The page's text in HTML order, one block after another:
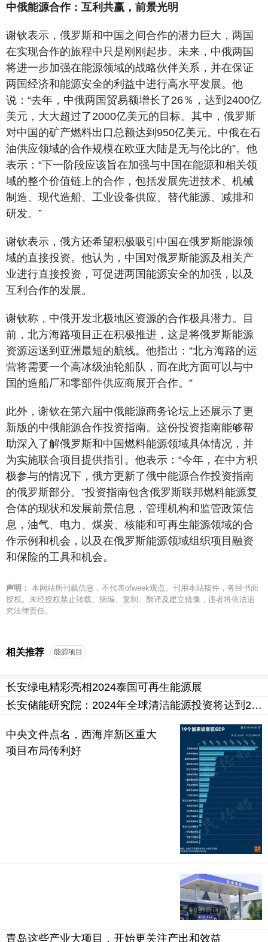
中俄能源合作： 互利共赢 ， 前景光明
谢钦表示，俄罗斯和中国之间合作的潜力巨大，两国
在实现合作的旅程中只是刚刚起步。未来，中俄两国
将进一步加强在能源领域的战略伙伴关系，并在保证
两国经济和能源安全的利益中进行高水平发展。他
说：“去年，中俄两国贸易额增长了26％，达到2400亿
美元，大大超过了2000亿美元的目标。其中，俄罗斯
对中国的矿产燃料出口总额达到950亿美元。中俄在石
油供应领域的合作规模在欧亚大陆是无与伦比的”。他
表示：“下一阶段应该旨在加强与中国在能源和相关领
域的整个价值链上的合作，包括发展先进技术、机械
制造、现代造船、工业设备供应、替代能源、减排和
研发。”
谢钦表示，俄方还希望积极吸引中国在俄罗斯能源领
域的直接投资。他认为，中国对俄罗斯能源及相关产
业进行直接投资，可促进两国能源安全的加强，以及
互利合作的发展。
谢钦称，中俄开发北极地区资源的合作极具潜力。目
前，北方海路项目正在积极推进，这是将俄罗斯能源
资源运送到亚洲最短的航线。他指出：“北方海路的运
营将需要一个高冰级油轮船队，而在此方面可以与中
国的造船厂和零部件供应商展开合作。”
此外，谢钦在第六届中俄能源商务论坛上还展示了更
新版的中俄能源合作投资指南。这份投资指南能够帮
助深入了解俄罗斯和中国燃料能源领域具体情况，并
为实施联合项目提供指引。他表示：“今年，在中方积
极参与的情况下，俄方更新了俄中能源合作投资指南
的俄罗斯部分。”投资指南包含俄罗斯联邦燃料能源复
合体的现状和发展前景信息，管理机构和监管政策信
息，油气、电力、煤炭、核能和可再生能源领域的合
作示例和机会，以及在俄罗斯能源领域组织项目融资
和保险的工具和机会。
声明： 本网站所刊载信息，不代表ofweek观点。刊用本站稿件，务经书面
授权。未经授权禁止转载、摘编、复制、翻译及建立镜像，违者将依法追
究法律责任。
相关推荐 能源项目
长安绿电精彩亮相2024泰国可再生能源展
长安储能研究院：2024年全球清洁能源投资将达到2万亿美元
中央文件点名，西海岸新区重大
项目布局传利好
青岛这些产业大项目，开始更关注产出和效益